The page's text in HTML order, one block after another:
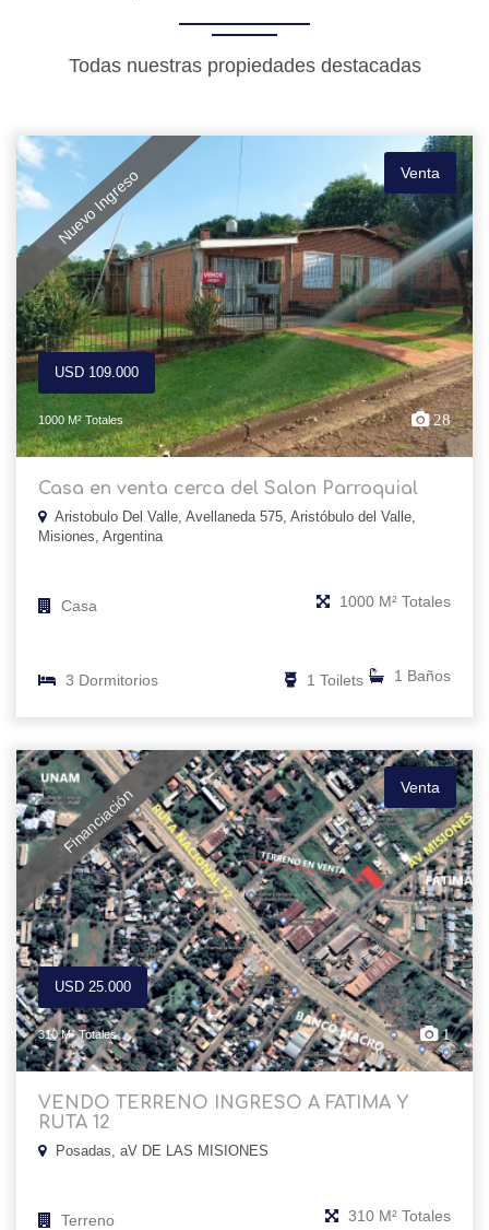
Todas nuestras propiedades destacadas
Nuevo Ingreso Venta
USD 109.000
1000 M² Totales 28
Casa en venta cerca del Salon Parroquial
Aristobulo Del Valle, Avellaneda 575, Aristóbulo del Valle,
Misiones, Argentina
Casa 1000 M² Totales
3 Dormitorios 1 Baños
1 Toilets
Financiación Venta
USD 25.000
310 M² Totales 1
VENDO TERRENO INGRESO A FATIMA Y
RUTA 12
Posadas, aV DE LAS MISIONES
Terreno 310 M² Totales